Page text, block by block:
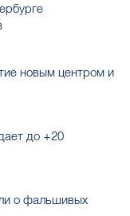
новым центром и
до +20
о фальшивых